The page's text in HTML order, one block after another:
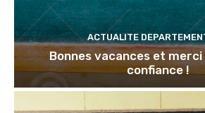
ACTUALITE
Bonnes vacances et
confiance !